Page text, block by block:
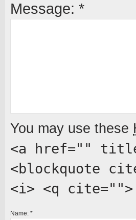
Message: *
You may use these
<a href=""
<blockquote
<i> <q cite="">
Name: *